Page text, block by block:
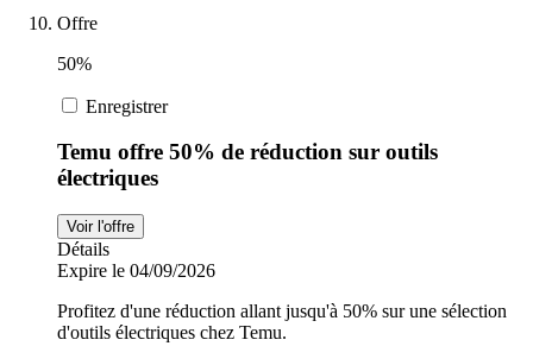
Offre
50%
Enregistrer
Temu offre 50% de réduction sur outils
électriques
Voir l'offre
Détails
Expire le 04/09/2026
Profitez d'une réduction allant jusqu'à 50% sur une sélection
d'outils électriques chez Temu.